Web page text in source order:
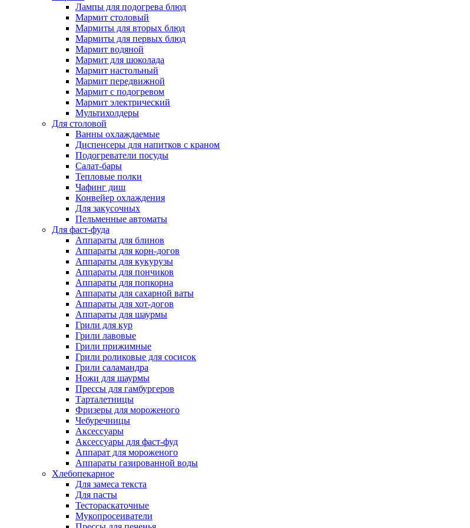
Лампы для подогрева блюд
Мармит столовый
Мармиты для вторых блюд
Мармиты для первых блюд
Мармит водяной
Мармит для шоколада
Мармит настольный
Мармит передвижной
Мармит с подогревом
Мармит электрический
Мультихолдеры
Для столовой
Ванны охлаждаемые
Диспенсеры для напитков с краном
Подогреватели посуды
Салат-бары
Тепловые полки
Чафинг диш
Конвейер охлаждения
Для закусочных
Пельменные автоматы
Для фаст-фуда
Аппараты для блинов
Аппараты для корн-догов
Аппараты для кукурузы
Аппараты для пончиков
Аппараты для попкорна
Аппараты для сахарной ваты
Аппараты для хот-догов
Аппараты для шаурмы
Грили для кур
Грили лавовые
Грили прижимные
Грили роликовые для сосисок
Грили саламандра
Ножи для шаурмы
Прессы для гамбургеров
Тарталетницы
Фризеры для мороженого
Чебуречницы
Аксессуары
Аксессуары для фаст-фуд
Аппарат для мороженого
Аппараты газированной воды
Хлебопекарное
Для замеса текста
Для пасты
Тестораскаточные
Мукопросеиватели